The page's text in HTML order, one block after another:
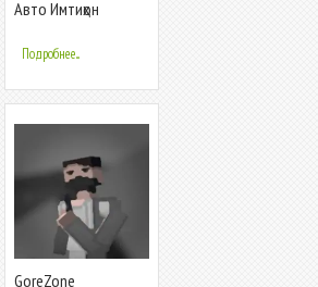
Авто Имтиҳон
Подробнее...
GoreZone